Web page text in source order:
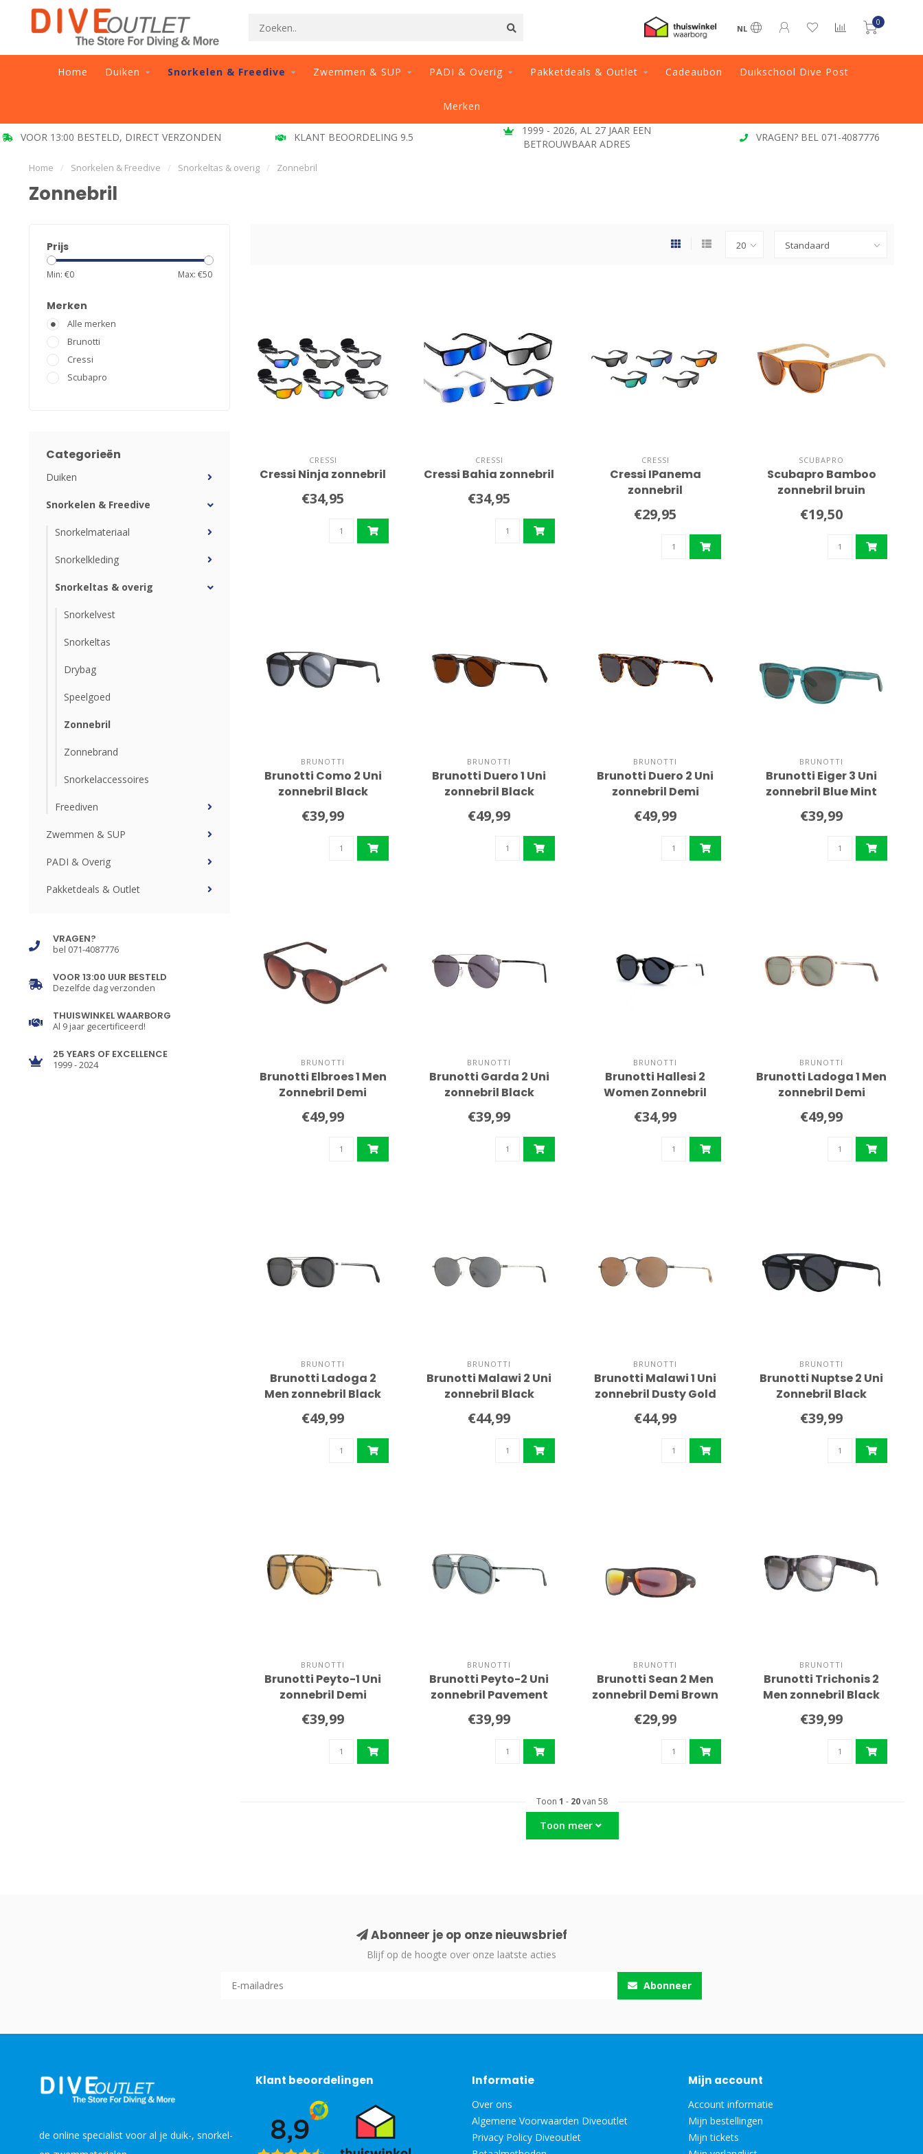
NL
0
Home Duiken Snorkelen & Freedive Zwemmen & SUP PADI & Overig Pakketdeals & Outlet Cadeaubon Duikschool Dive Post
Merken
VOOR 13:00 BESTELD, DIRECT VERZONDEN KLANT BEOORDELING 9.5
1999 - 2026, AL 27 JAAR EEN
BETROUWBAAR ADRES
VRAGEN? BEL 071-4087776
Home / Snorkelen & Freedive / Snorkeltas & overig / Zonnebril
Zonnebril
Prijs
Min: €0 Max: €50
Merken
Alle merken
Brunotti
Cressi
Scubapro
Categorieën
Duiken
Snorkelen & Freedive
Snorkelmateriaal
Snorkelkleding
Snorkeltas & overig
Snorkelvest
Snorkeltas
Drybag
Speelgoed
Zonnebril
Zonnebrand
Snorkelaccessoires
Freediven
Zwemmen & SUP
PADI & Overig
Pakketdeals & Outlet
VRAGEN?
bel 071-4087776
VOOR 13:00 UUR BESTELD
Dezelfde dag verzonden
THUISWINKEL WAARBORG
Al 9 jaar gecertificeerd!
25 YEARS OF EXCELLENCE
1999 - 2024
CRESSI
Cressi Ninja zonnebril
€34,95
CRESSI
Cressi Bahia zonnebril
€34,95
CRESSI
Cressi IPanema
zonnebril
€29,95
SCUBAPRO
Scubapro Bamboo
zonnebril bruin
€19,50
BRUNOTTI
Brunotti Como 2 Uni
zonnebril Black
€39,99
BRUNOTTI
Brunotti Duero 1 Uni
zonnebril Black
€49,99
BRUNOTTI
Brunotti Duero 2 Uni
zonnebril Demi
Turtoise
€49,99
BRUNOTTI
Brunotti Eiger 3 Uni
zonnebril Blue Mint
€39,99
BRUNOTTI
Brunotti Elbroes 1 Men
Zonnebril Demi
Turtoise
€49,99
BRUNOTTI
Brunotti Garda 2 Uni
zonnebril Black
€39,99
BRUNOTTI
Brunotti Hallesi 2
Women Zonnebril
Forest
€34,99
BRUNOTTI
Brunotti Ladoga 1 Men
zonnebril Demi
Turtoise
€49,99
BRUNOTTI
Brunotti Ladoga 2
Men zonnebril Black
€49,99
BRUNOTTI
Brunotti Malawi 2 Uni
zonnebril Black
€44,99
BRUNOTTI
Brunotti Malawi 1 Uni
zonnebril Dusty Gold
€44,99
BRUNOTTI
Brunotti Nuptse 2 Uni
Zonnebril Black
€39,99
BRUNOTTI
Brunotti Peyto-1 Uni
zonnebril Demi
Turtoise
€39,99
BRUNOTTI
Brunotti Peyto-2 Uni
zonnebril Pavement
€39,99
BRUNOTTI
Brunotti Sean 2 Men
zonnebril Demi Brown
€29,99
BRUNOTTI
Brunotti Trichonis 2
Men zonnebril Black
€39,99
Toon1 - 20van 58
Toon meer
Abonneer je op onze nieuwsbrief
Blijf op de hoogte over onze laatste acties
Abonneer
de online specialist voor al je duik-, snorkel-
Klant beoordelingen Informatie
Over ons
Algemene Voorwaarden Diveoutlet
Privacy Policy Diveoutlet
Mijn account
Account informatie
Mijn bestellingen
Mijn tickets